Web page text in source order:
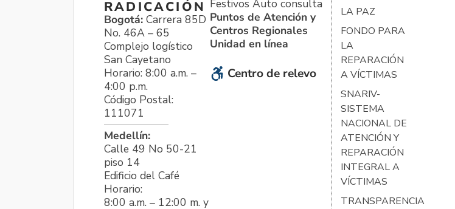
RADICACIÓN
Bogotá: Carrera 85D
No. 46A – 65
Complejo logístico
San Cayetano
Horario: 8:00 a.m. –
4:00 p.m.
Código Postal:
111071
Medellín:
Calle 49 No 50-21
piso 14
Edificio del Café
Horario:
8:00 a.m. – 12:00 m. y
Festivos Auto consulta
Puntos de Atención y
Centros Regionales
Unidad en línea
Centro de relevo
LA PAZ
FONDO PARA
LA
REPARACIÓN
A VÍCTIMAS
SNARIV-
SISTEMA
NACIONAL DE
ATENCIÓN Y
REPARACIÓN
INTEGRAL A
VÍCTIMAS
TRANSPARENCIA